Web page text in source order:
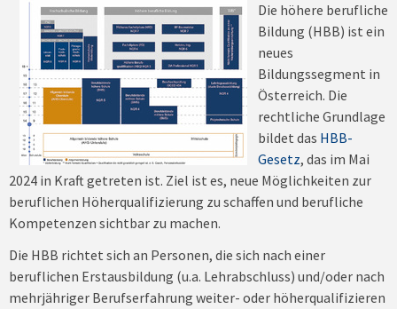
Die höhere berufliche
Bildung (HBB) ist ein
neues
Bildungssegment in
Österreich. Die
rechtliche Grundlage
bildet das HBB-
Gesetz, das im Mai
2024 in Kraft getreten ist. Ziel ist es, neue Möglichkeiten zur
beruflichen Höherqualifizierung zu schaffen und berufliche
Kompetenzen sichtbar zu machen.
Die HBB richtet sich an Personen, die sich nach einer
beruflichen Erstausbildung (u.a. Lehrabschluss) und/oder nach
mehrjähriger Berufserfahrung weiter- oder höherqualifizieren